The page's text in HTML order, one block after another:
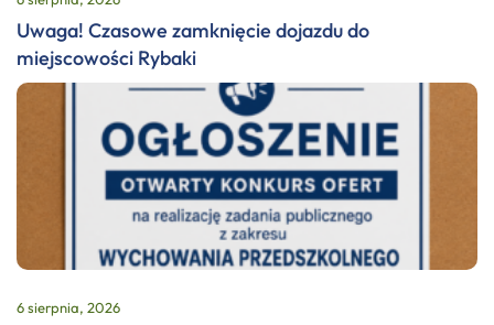
Uwaga! Czasowe zamknięcie dojazdu do
miejscowości Rybaki
6 sierpnia, 2026